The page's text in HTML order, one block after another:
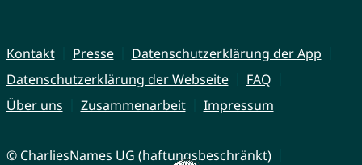
Kontakt Presse
Datenschutzerklärung der App
Datenschutzerklärung der Webseite
FAQ
Über uns
Zusammenarbeit Impressum
© CharliesNames UG (haftungsbeschränkt)